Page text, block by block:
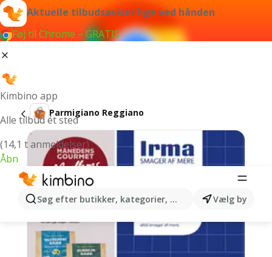
Aktuelle tilbudsaviser lige ved hånden
Føj til Chrome – GRATIS
Kimbino app
Alle tilbud ét sted
(14,1 t anmeldelser)
Åbn
Søg efter butikker, kategorier, produkter...Vælg by
Parmigiano Reggiano